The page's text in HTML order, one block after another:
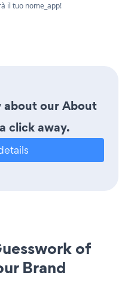
il tuo nome_app!
about our About
click away.
of
Brand